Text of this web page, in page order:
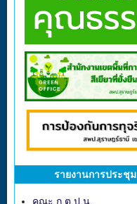
รายงานการประชุม
คณะ ก.ต.ป.น.